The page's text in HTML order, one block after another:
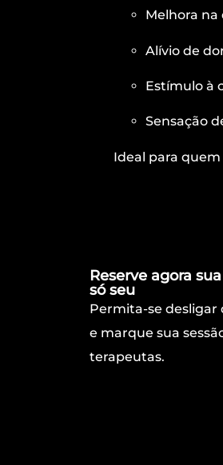
Melhora na
Alívio de
Estímulo à
Sensação
Ideal para
Reserve agora
só seu
Permita-se desligar
e marque sua
terapeutas.